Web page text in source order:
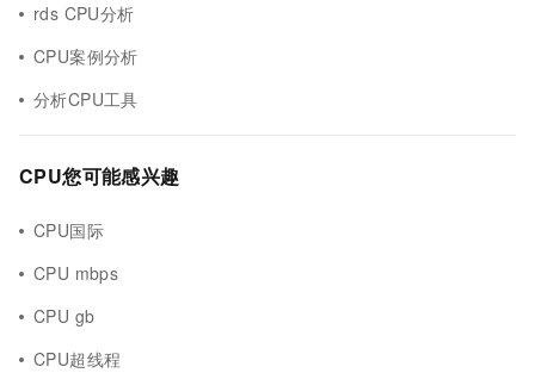
rds CPU分析
CPU案例分析
分析CPU工具
CPU您可能感兴趣
CPU国际
CPU mbps
CPU gb
CPU超线程